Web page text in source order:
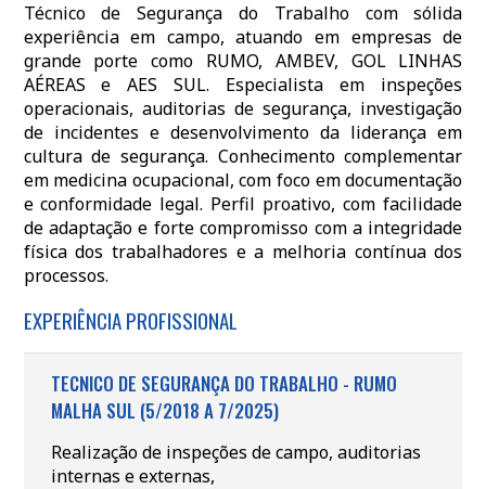
Técnico de Segurança do Trabalho com sólida
experiência em campo, atuando em empresas de
grande porte como RUMO, AMBEV, GOL LINHAS
AÉREAS e AES SUL. Especialista em inspeções
operacionais, auditorias de segurança, investigação
de incidentes e desenvolvimento da liderança em
cultura de segurança. Conhecimento complementar
em medicina ocupacional, com foco em documentação
e conformidade legal. Perfil proativo, com facilidade
de adaptação e forte compromisso com a integridade
física dos trabalhadores e a melhoria contínua dos
processos.
EXPERIÊNCIA PROFISSIONAL
TECNICO DE SEGURANÇA DO TRABALHO - RUMO
MALHA SUL (5/2018 A 7/2025)
Realização de inspeções de campo, auditorias
internas e externas,